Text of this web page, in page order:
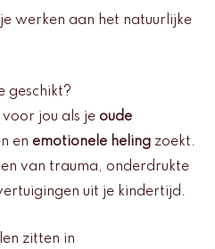
werken aan het natuurlijke
geschikt?
voor jou als je oude
en emotionele heling zoekt.
van trauma, onderdrukte
uit je kindertijd.
zitten in